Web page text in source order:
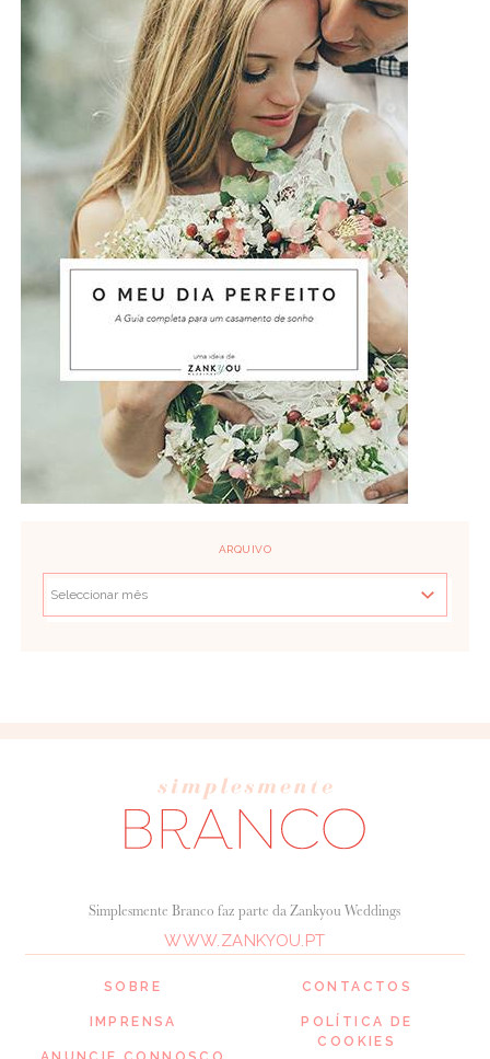
ARQUIVO
SOBRE
IMPRENSA
Simplesmente Branco faz parte da Zankyou Weddings
WWW.ZANKYOU.PT
CONTACTOS
POLÍTICA DE
COOKIES